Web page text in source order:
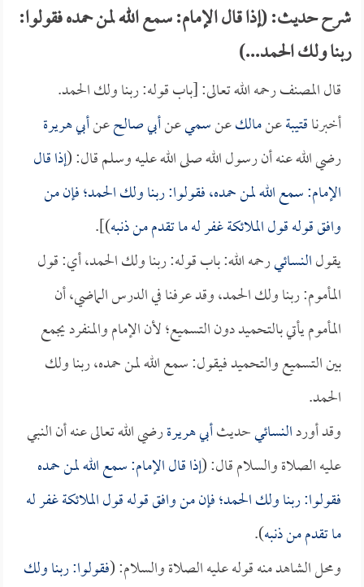
شرح حديث: (إذا قال الإمام: سمع الله لمن حمده فقولوا:
ربنا ولك الحمد...)
قال المصنف رحمه الله تعالى: [باب قوله: ربنا ولك الحمد.
أخبرناقتيبةعنمالكعنسميعنأبي صالحعنأبي هريرة
رضي الله عنه أن رسول الله صلى الله عليه وسلم قال: (إذا قال
الإمام: سمع الله لمن حمده، فقولوا: ربنا ولك الحمد؛ فإن من
وافق قوله قول الملائكة غفر له ما تقدم من ذنبه)].
يقولالنسائيرحمه الله: باب قوله: ربنا ولك الحمد، أي: قول
المأموم: ربنا ولك الحمد، وقد عرفنا في الدرس الماضي، أن
المأموم يأتي بالتحميد دون التسميع؛ لأن الإمام والمنفرد يجمع
بين التسميع والتحميد فيقول: سمع الله لمن حمده، ربنا ولك
الحمد.
وقد أوردالنسائيحديثأبي هريرةرضي الله تعالى عنه أن النبي
عليه الصلاة والسلام قال: (إذا قال الإمام: سمع الله لمن حمده
فقولوا: ربنا ولك الحمد؛ فإن من وافق قوله قول الملائكة غفر له
ما تقدم من ذنبه).
ومحل الشاهد منه قوله عليه الصلاة والسلام: (فقولوا: ربنا ولك